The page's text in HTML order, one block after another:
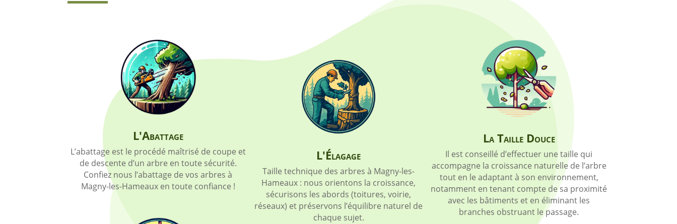
L'Abattage
L’abattage est le procédé maîtrisé de coupe et
de descente d’un arbre en toute sécurité.
Confiez nous l’abattage de vos arbres à
Magny-les-Hameaux en toute confiance !
L'Élagage
Taille technique des arbres à Magny-les-
Hameaux : nous orientons la croissance,
sécurisons les abords (toitures, voirie,
réseaux) et préservons l’équilibre naturel de
chaque sujet.
La Taille Douce
Il est conseillé d’effectuer une taille qui
accompagne la croissance naturelle de l’arbre
tout en le adaptant à son environnement,
notamment en tenant compte de sa proximité
avec les bâtiments et en éliminant les
branches obstruant le passage.